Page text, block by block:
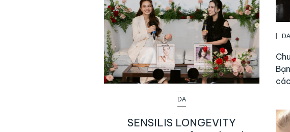
DA
SENSILIS LONGEVITY
DA